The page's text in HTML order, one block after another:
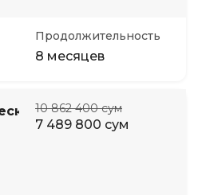
Продолжительность
8 месяцев
10 862 400 сум
7 489 800 сум